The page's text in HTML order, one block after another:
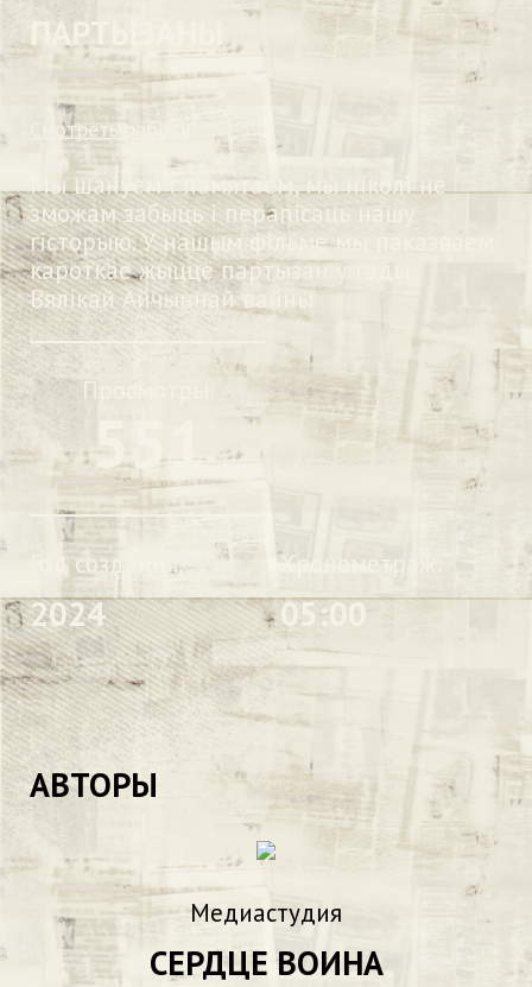
ПАРТЫЗАНЫ
Смотреть работу
Мы шануем і памятаем, мы ніколі не
зможам забыць і перапісаць нашу
гісторыю. У нашым фільме мы паказваем
кароткае жыццё партызан у гады
Вялікай Айчыннай вайны
Просмотры:
551
Год создания:
2024
Хронометраж:
05:00
АВТОРЫ
Медиастудия
СЕРДЦЕ ВОИНА